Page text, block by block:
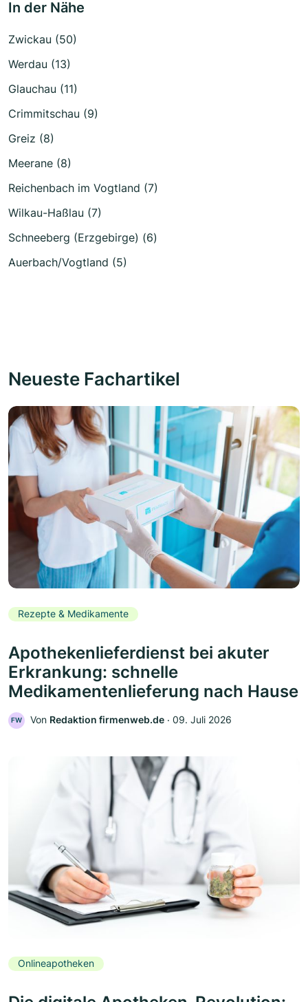
In der Nähe
Zwickau (50)
Werdau (13)
Glauchau (11)
Crimmitschau (9)
Greiz (8)
Meerane (8)
Reichenbach im Vogtland (7)
Wilkau-Haßlau (7)
Schneeberg (Erzgebirge) (6)
Auerbach/Vogtland (5)
Neueste Fachartikel
Rezepte & Medikamente
Apothekenlieferdienst bei akuter
Erkrankung: schnelle
Medikamentenlieferung nach Hause
FW Von Redaktion firmenweb.de ‧ 09. Juli 2026
Onlineapotheken